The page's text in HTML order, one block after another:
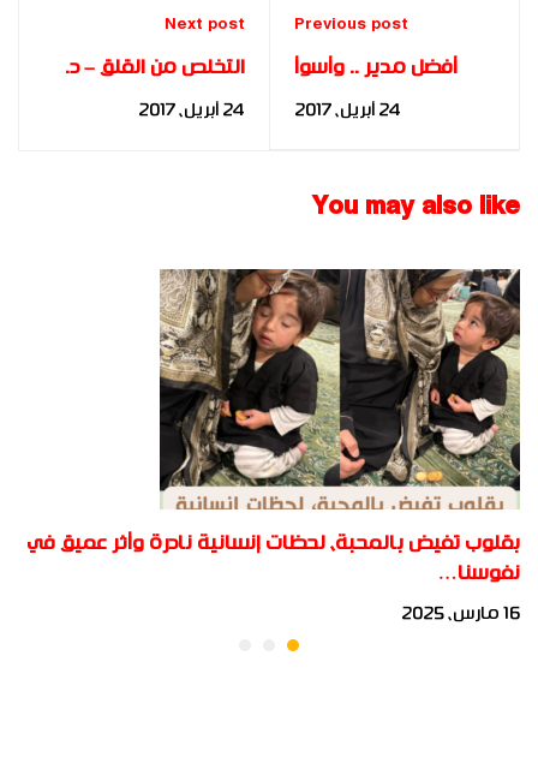
Previous post
أفضل مدير .. وأسوأ
مدير
24 أبريل، 2017
Next post
التخلص من القلق – د.
مها فؤاد
24 أبريل، 2017
You may also like
بقلوب تفيض بالمحبة، لحظات إنسانية نادرة وأثر عميق في
نفوسنا…
16 مارس، 2025